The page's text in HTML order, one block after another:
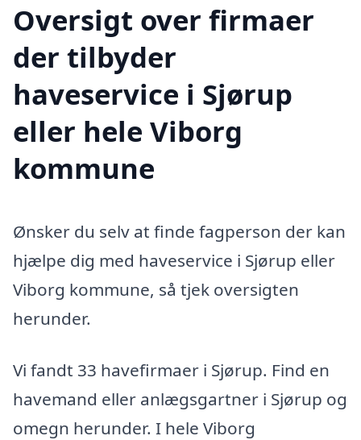
Oversigt over firmaer
der tilbyder
haveservice i Sjørup
eller hele Viborg
kommune
Ønsker du selv at finde fagperson der kan
hjælpe dig med haveservice i Sjørup eller
Viborg kommune, så tjek oversigten
herunder.
Vi fandt 33 havefirmaer i Sjørup. Find en
havemand eller anlægsgartner i Sjørup og
omegn herunder. I hele Viborg